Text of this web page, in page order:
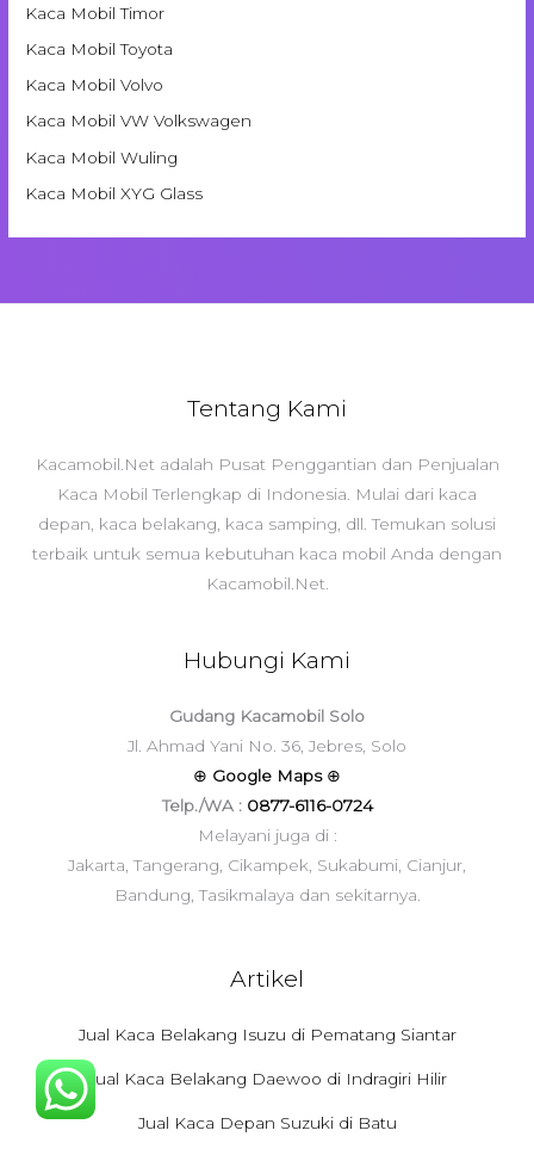
Kaca Mobil Timor
Kaca Mobil Toyota
Kaca Mobil Volvo
Kaca Mobil VW Volkswagen
Kaca Mobil Wuling
Kaca Mobil XYG Glass
Tentang Kami
Kacamobil.Net adalah Pusat Penggantian dan Penjualan
Kaca Mobil Terlengkap di Indonesia. Mulai dari kaca
depan, kaca belakang, kaca samping, dll. Temukan solusi
terbaik untuk semua kebutuhan kaca mobil Anda dengan
Kacamobil.Net.
Hubungi Kami
Gudang Kacamobil Solo
Jl. Ahmad Yani No. 36, Jebres, Solo
⊕ Google Maps ⊕
Telp./WA : 0877-6116-0724
Melayani juga di :
Jakarta, Tangerang, Cikampek, Sukabumi, Cianjur,
Bandung, Tasikmalaya dan sekitarnya.
Artikel
Jual Kaca Belakang Isuzu di Pematang Siantar
Jual Kaca Belakang Daewoo di Indragiri Hilir
Jual Kaca Depan Suzuki di Batu